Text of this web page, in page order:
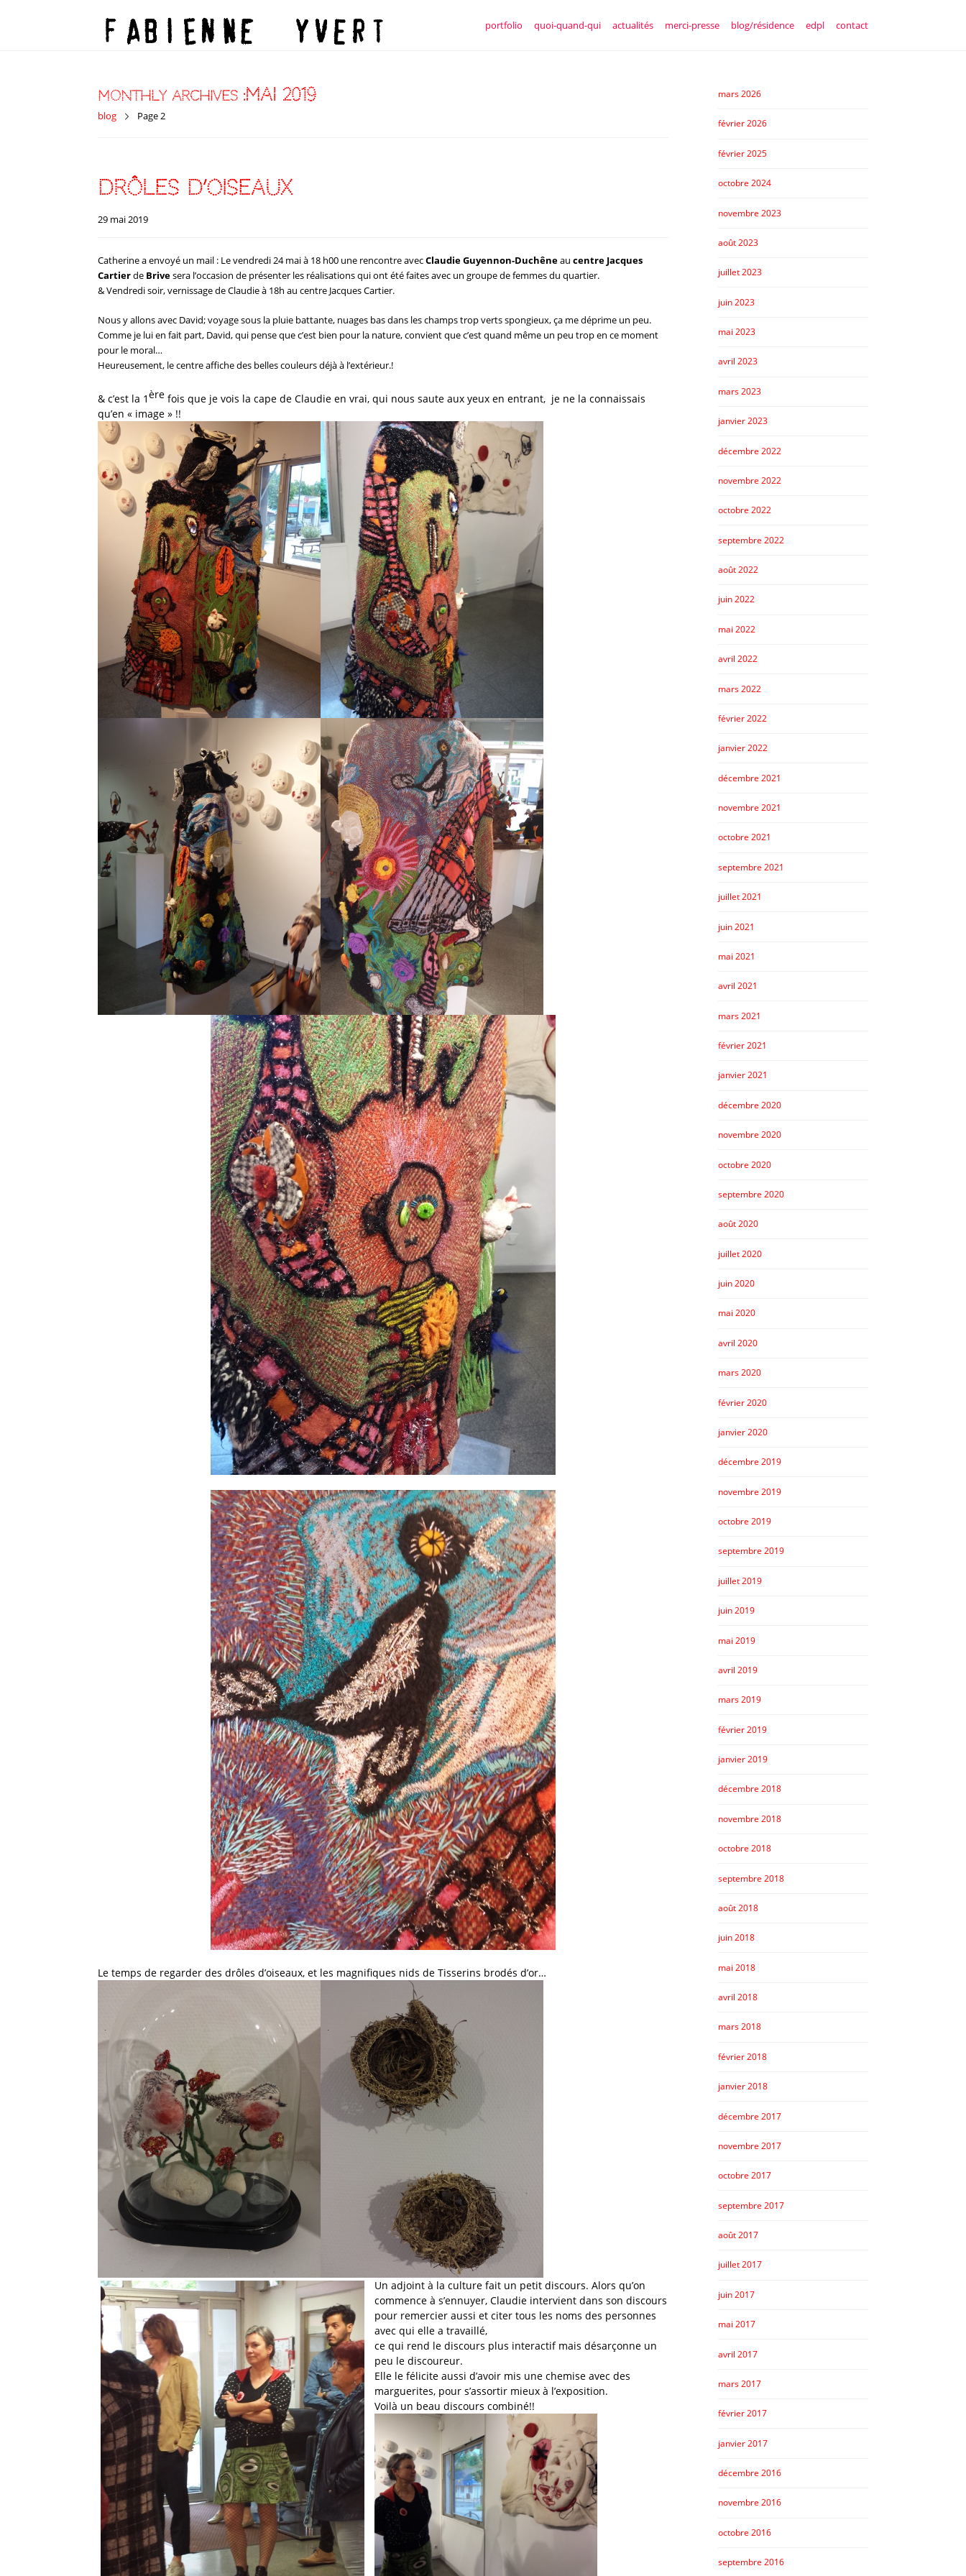
portfolio quoi-quand-qui actualités merci-presse blog/résidence edpl contact
Monthly Archives :mai 2019
blog Page 2
drôles d’oiseaux
29 mai 2019
Catherine a envoyé un mail : Le vendredi 24 mai à 18 h00 une rencontre avecClaudie Guyennon-Duchêneau centre Jacques
Cartierde Brivesera l’occasion de présenter les réalisations qui ont été faites avec un groupe de femmes du quartier.
& Vendredi soir, vernissage de Claudie à 18h au centre Jacques Cartier.
Nous y allons avec David; voyage sous la pluie battante, nuages bas dans les champs trop verts spongieux, ça me déprime un peu.
Comme je lui en fait part, David, qui pense que c’est bien pour la nature, convient que c’est quand même un peu trop en ce moment
pour le moral…
Heureusement, le centre affiche des belles couleurs déjà à l’extérieur.!
& c’est la 1ère fois que je vois la cape de Claudie en vrai, qui nous saute aux yeux en entrant, je ne la connaissais
qu’en « image » !!
Le temps de regarder des drôles d’oiseaux, et les magnifiques nids de Tisserins brodés d’or…
Un adjoint à la culture fait un petit discours. Alors qu’on
commence à s’ennuyer, Claudie intervient dans son discours
pour remercier aussi et citer tous les noms des personnes
avec qui elle a travaillé,
ce qui rend le discours plus interactif mais désarçonne un
peu le discoureur.
Elle le félicite aussi d’avoir mis une chemise avec des
marguerites, pour s’assortir mieux à l’exposition.
Voilà un beau discours combiné!!
mars 2026
février 2026
février 2025
octobre 2024
novembre 2023
août 2023
juillet 2023
juin 2023
mai 2023
avril 2023
mars 2023
janvier 2023
décembre 2022
novembre 2022
octobre 2022
septembre 2022
août 2022
juin 2022
mai 2022
avril 2022
mars 2022
février 2022
janvier 2022
décembre 2021
novembre 2021
octobre 2021
septembre 2021
juillet 2021
juin 2021
mai 2021
avril 2021
mars 2021
février 2021
janvier 2021
décembre 2020
novembre 2020
octobre 2020
septembre 2020
août 2020
juillet 2020
juin 2020
mai 2020
avril 2020
mars 2020
février 2020
janvier 2020
décembre 2019
novembre 2019
octobre 2019
septembre 2019
juillet 2019
juin 2019
mai 2019
avril 2019
mars 2019
février 2019
janvier 2019
décembre 2018
novembre 2018
octobre 2018
septembre 2018
août 2018
juin 2018
mai 2018
avril 2018
mars 2018
février 2018
janvier 2018
décembre 2017
novembre 2017
octobre 2017
septembre 2017
août 2017
juillet 2017
juin 2017
mai 2017
avril 2017
mars 2017
février 2017
janvier 2017
décembre 2016
novembre 2016
octobre 2016
septembre 2016